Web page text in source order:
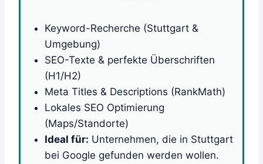
Keyword-Recherche (Stuttgart &
Umgebung)
SEO-Texte & perfekte Überschriften
(H1/H2)
Meta Titles & Descriptions (RankMath)
Lokales SEO Optimierung
(Maps/Standorte)
Ideal für: Unternehmen, die in Stuttgart
bei Google gefunden werden wollen.